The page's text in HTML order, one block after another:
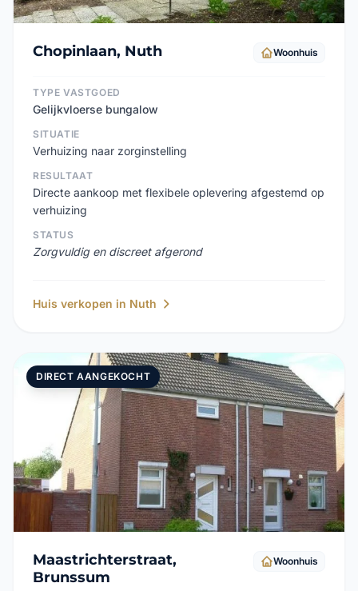
Chopinlaan, Nuth Woonhuis
TYPE VASTGOED
Gelijkvloerse bungalow
SITUATIE
Verhuizing naar zorginstelling
RESULTAAT
Directe aankoop met flexibele oplevering afgestemd op
verhuizing
STATUS
Zorgvuldig en discreet afgerond
Huis verkopen in Nuth
DIRECT AANGEKOCHT
Maastrichterstraat,
Brunssum
Woonhuis